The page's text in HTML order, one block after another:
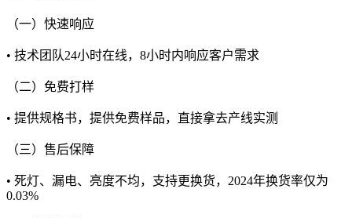
（一）快速响应
• 技术团队24小时在线，8小时内响应客户需求
（二）免费打样
• 提供规格书，提供免费样品，直接拿去产线实测
（三）售后保障
• 死灯、漏电、亮度不均，支持更换货，2024年换货率仅为
0.03%